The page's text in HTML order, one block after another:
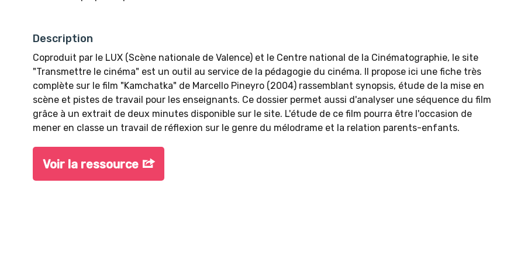
Description
Coproduit par le LUX (Scène nationale de Valence) et le Centre national de la Cinématographie, le site
"Transmettre le cinéma" est un outil au service de la pédagogie du cinéma. Il propose ici une fiche très
complète sur le film "Kamchatka" de Marcello Pineyro (2004) rassemblant synopsis, étude de la mise en
scène et pistes de travail pour les enseignants. Ce dossier permet aussi d'analyser une séquence du film
grâce à un extrait de deux minutes disponible sur le site. L'étude de ce film pourra être l'occasion de
mener en classe un travail de réflexion sur le genre du mélodrame et la relation parents-enfants.
Voir la ressource